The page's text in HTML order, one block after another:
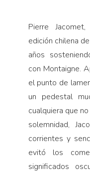
Voces y lecturas
Pierre
edición chilena
años
con Montaigne.
el punto de
un pedestal
cualquiera que
solemnidad,
corrientes y
evitó los
significados